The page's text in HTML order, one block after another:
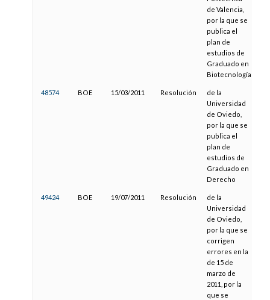
de Valencia,
por la que se
publica el
plan de
estudios de
Graduado en
Biotecnología
48574 BOE 15/03/2011 Resolución
de la
Universidad
de Oviedo,
por la que se
publica el
plan de
estudios de
Graduado en
Derecho
49424 BOE 19/07/2011 Resolución
de la
Universidad
de Oviedo,
por la que se
corrigen
errores en la
de 15 de
marzo de
2011, por la
que se